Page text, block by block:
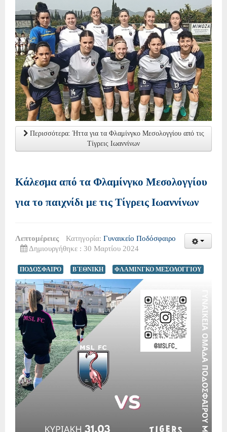
Περισσότερα: Ήττα για τα Φλαμίνγκο Μεσολογγίου από τις
Τίγρεις Ιωαννίνων
Κάλεσμα από τα Φλαμίνγκο Μεσολογγίου
για το παιχνίδι με τις Τίγρεις Ιωαννίνων
Λεπτομέρειες Κατηγορία: Γυναικείο Ποδόσφαιρο
Δημιουργήθηκε : 30 Μαρτίου 2024
ΠΟΔΟΣΦΑΙΡΟ Β΄ΕΘΝΙΚΗ ΦΛΑΜΙΝΓΚΟ ΜΕΣΟΛΟΓΓΙΟΥ